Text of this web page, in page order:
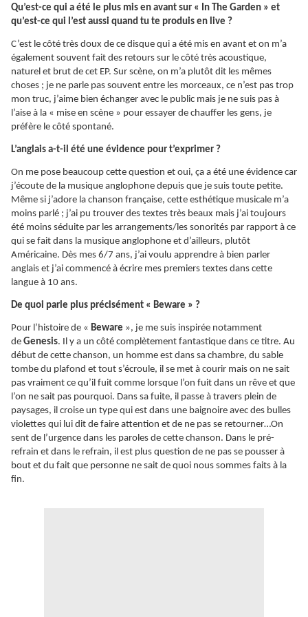
Qu’est-ce qui a été le plus mis en avant sur « In The Garden » et
qu’est-ce qui l’est aussi quand tu te produis en live ?
C’est le côté très doux de ce disque qui a été mis en avant et on m’a
également souvent fait des retours sur le côté très acoustique,
naturel et brut de cet EP. Sur scène, on m’a plutôt dit les mêmes
choses ; je ne parle pas souvent entre les morceaux, ce n’est pas trop
mon truc, j’aime bien échanger avec le public mais je ne suis pas à
l’aise à la « mise en scène » pour essayer de chauffer les gens, je
préfère le côté spontané.
L’anglais a-t-il été une évidence pour t’exprimer ?
On me pose beaucoup cette question et oui, ça a été une évidence car
j’écoute de la musique anglophone depuis que je suis toute petite.
Même si j’adore la chanson française, cette esthétique musicale m’a
moins parlé ; j’ai pu trouver des textes très beaux mais j’ai toujours
été moins séduite par les arrangements/les sonorités par rapport à ce
qui se fait dans la musique anglophone et d’ailleurs, plutôt
Américaine. Dès mes 6/7 ans, j’ai voulu apprendre à bien parler
anglais et j’ai commencé à écrire mes premiers textes dans cette
langue à 10 ans.
De quoi parle plus précisément « Beware » ?
Pour l’histoire de « Beware », je me suis inspirée notamment
de Genesis. Il y a un côté complètement fantastique dans ce titre. Au
début de cette chanson, un homme est dans sa chambre, du sable
tombe du plafond et tout s’écroule, il se met à courir mais on ne sait
pas vraiment ce qu’il fuit comme lorsque l’on fuit dans un rêve et que
l’on ne sait pas pourquoi. Dans sa fuite, il passe à travers plein de
paysages, il croise un type qui est dans une baignoire avec des bulles
violettes qui lui dit de faire attention et de ne pas se retourner…On
sent de l’urgence dans les paroles de cette chanson. Dans le pré-
refrain et dans le refrain, il est plus question de ne pas se pousser à
bout et du fait que personne ne sait de quoi nous sommes faits à la
fin.